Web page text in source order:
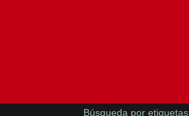
Búsqueda por etiquetas